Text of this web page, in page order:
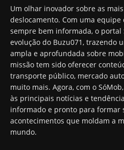
Um olhar inovador sobre as
deslocamento. Com uma
sempre bem informada, o portal
evolução do Buzu071, trazendo
ampla e aprofundada sobre
missão tem sido oferecer
transporte público, mercado
muito mais. Agora, com o
às principais notícias e
informado e pronto para formar
acontecimentos que moldam a
mundo.